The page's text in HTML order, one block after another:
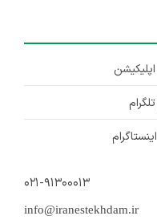
۰۲۱-۹۱۳۰۰۰۱۳
info@iranestekhdam.ir